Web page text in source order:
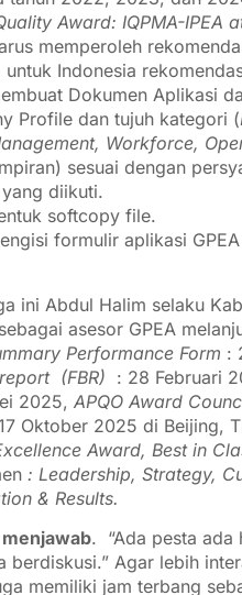
Award: IQPMA-IPEA
memperoleh
Indonesia
Dokumen Aplikasi
Profile dan tujuh kategori (
Workforce,
sesuai dengan
diikuti.
softcopy file.
formulir aplikasi
ini Abdul Halim selaku
asesor GPEA
Performance Form :
(FBR) : 28 Februari
2025, APQO Award
Oktober 2025 di Beijing,
Award, Best in
: Leadership, Strategy,
& Results.
. “Ada pesta ada
berdiskusi.” Agar lebih
memiliki jam terbang